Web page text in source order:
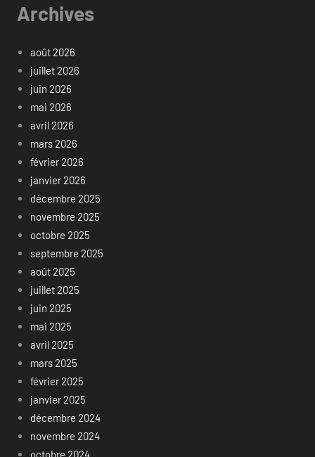
Archives
août 2026
juillet 2026
juin 2026
mai 2026
avril 2026
mars 2026
février 2026
janvier 2026
décembre 2025
novembre 2025
octobre 2025
septembre 2025
août 2025
juillet 2025
juin 2025
mai 2025
avril 2025
mars 2025
février 2025
janvier 2025
décembre 2024
novembre 2024
octobre 2024